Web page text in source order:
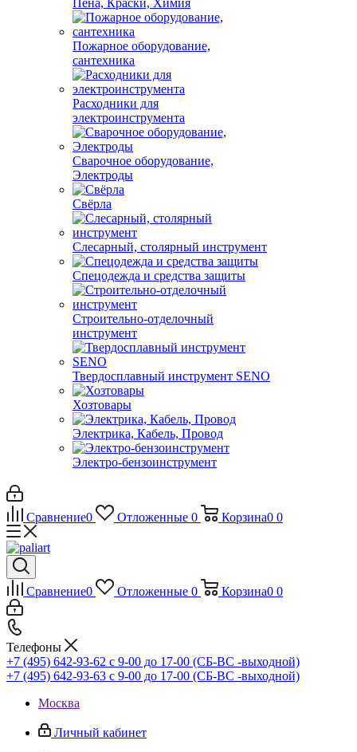
Пена, Краски, Химия
Пожарное оборудование,
сантехника
Расходники для
электроинструмента
Сварочное оборудование,
Электроды
Свёрла
Слесарный, столярный инструмент
Спецодежда и средства защиты
Строительно-отделочный
инструмент
Твердосплавный инструмент SENO
Хозтовары
Электрика, Кабель, Провод
Электро-бензоинструмент
Сравнение0 Отложенные 0 Корзина0 0
Сравнение0 Отложенные 0 Корзина0 0
Телефоны
+7 (495) 642-93-62 c 9-00 до 17-00 (СБ-ВС -выходной)
+7 (495) 642-93-63 c 9-00 до 17-00 (СБ-ВС -выходной)
Москва
Личный кабинет